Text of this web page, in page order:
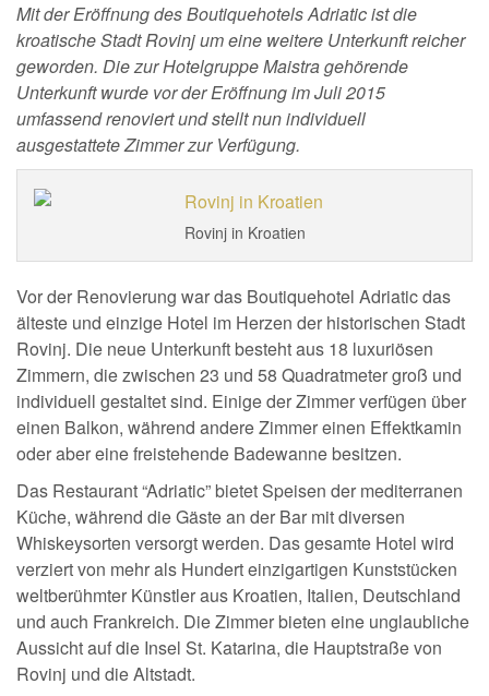
Mit der Eröffnung des Boutiquehotels Adriatic ist die
kroatische Stadt Rovinj um eine weitere Unterkunft reicher
geworden. Die zur Hotelgruppe Maistra gehörende
Unterkunft wurde vor der Eröffnung im Juli 2015
umfassend renoviert und stellt nun individuell
ausgestattete Zimmer zur Verfügung.
Rovinj in Kroatien
Vor der Renovierung war das Boutiquehotel Adriatic das
älteste und einzige Hotel im Herzen der historischen Stadt
Rovinj. Die neue Unterkunft besteht aus 18 luxuriösen
Zimmern, die zwischen 23 und 58 Quadratmeter groß und
individuell gestaltet sind. Einige der Zimmer verfügen über
einen Balkon, während andere Zimmer einen Effektkamin
oder aber eine freistehende Badewanne besitzen.
Das Restaurant “Adriatic” bietet Speisen der mediterranen
Küche, während die Gäste an der Bar mit diversen
Whiskeysorten versorgt werden. Das gesamte Hotel wird
verziert von mehr als Hundert einzigartigen Kunststücken
weltberühmter Künstler aus Kroatien, Italien, Deutschland
und auch Frankreich. Die Zimmer bieten eine unglaubliche
Aussicht auf die Insel St. Katarina, die Hauptstraße von
Rovinj und die Altstadt.